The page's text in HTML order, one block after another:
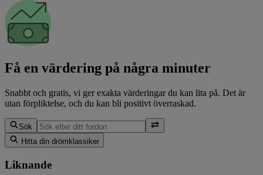
Få en värdering på några minuter
Snabbt och gratis, vi ger exakta värderingar du kan lita på. Det är
utan förpliktelse, och du kan bli positivt överraskad.
Sök
Hitta din drömklassiker
Liknande